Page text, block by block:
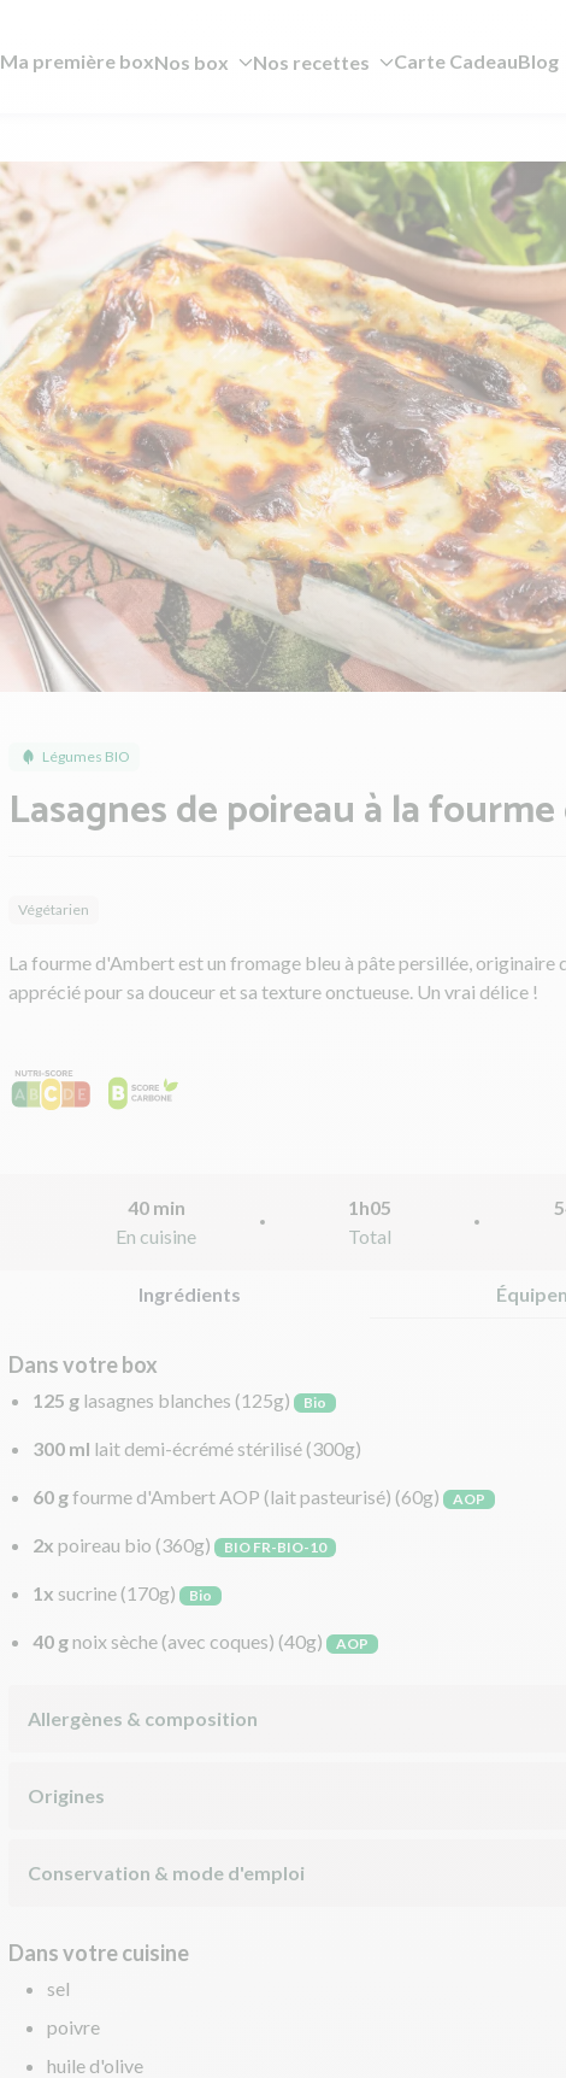
Ma première boxNos box Nos recettes Carte CadeauBlog
Légumes BIO
Lasagnes de poireau à la
Végétarien
La fourme d'Ambert est un fromage bleu à pâte persillée, originaire
apprécié pour sa douceur et sa texture onctueuse. Un vrai délice !
40 min
En cuisine
1h05
Total
Ingrédients
Dans votre box
125 g lasagnes blanches (125g) Bio
300 ml lait demi-écrémé stérilisé (300g)
60 gfourme d'Ambert AOP (lait pasteurisé) (60g) AOP
2x poireau bio (360g) BIO FR-BIO-10
1x sucrine (170g) Bio
40 gnoix sèche (avec coques) (40g) AOP
Allergènes & composition
Origines
Conservation & mode d'emploi
Dans votre cuisine
sel
poivre
huile d'olive